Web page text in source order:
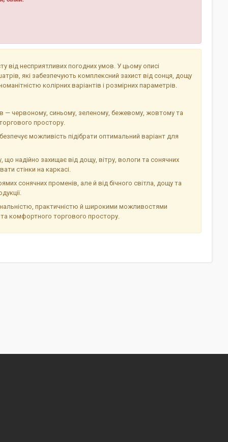
від несприятливих погодних умов. У цьому описі
які забезпечують комплексний захист від сонця, дощу
колірних варіантів і розмірних параметрів.
— червоному, синьому, зеленому, бежевому, жовтому та
простору.
можливість підібрати оптимальний варіант для
що надійно захищає від дощу, вітру, вологи та сонячних
стінки на каркасі.
сонячних променів, але й від бічного світла, дощу та
практичністю й широкими можливостями
комфортного торгового простору.